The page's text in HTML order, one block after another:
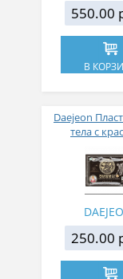
550.00
В
Daejeon
тела с
женьшенем и
удового
Cheonnyeon
Pad
250.00